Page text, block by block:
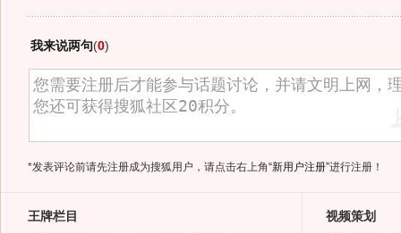
我来说两句(0)
*发表评论前请先注册成为搜狐用户，请点击右上角“新用户注册”进行注册！
王牌栏目 视频策划